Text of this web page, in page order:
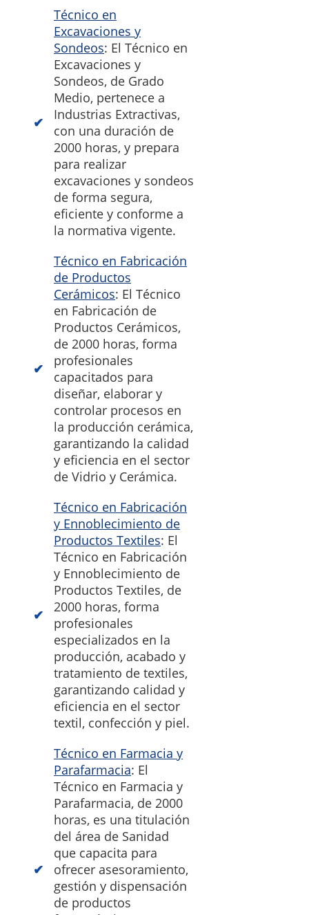
Técnico en
Excavaciones y
Sondeos: El Técnico en
Excavaciones y
Sondeos, de Grado
Medio, pertenece a
Industrias Extractivas,
con una duración de
2000 horas, y prepara
para realizar
excavaciones y sondeos
de forma segura,
eficiente y conforme a
la normativa vigente.
Técnico en Fabricación
de Productos
Cerámicos: El Técnico
en Fabricación de
Productos Cerámicos,
de 2000 horas, forma
profesionales
capacitados para
diseñar, elaborar y
controlar procesos en
la producción cerámica,
garantizando la calidad
y eficiencia en el sector
de Vidrio y Cerámica.
Técnico en Fabricación
y Ennoblecimiento de
Productos Textiles: El
Técnico en Fabricación
y Ennoblecimiento de
Productos Textiles, de
2000 horas, forma
profesionales
especializados en la
producción, acabado y
tratamiento de textiles,
garantizando calidad y
eficiencia en el sector
textil, confección y piel.
Técnico en Farmacia y
Parafarmacia: El
Técnico en Farmacia y
Parafarmacia, de 2000
horas, es una titulación
del área de Sanidad
que capacita para
ofrecer asesoramiento,
gestión y dispensación
de productos